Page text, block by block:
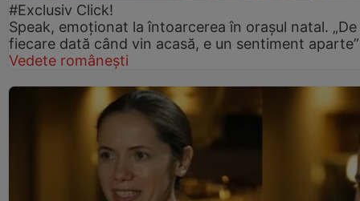
#Exclusiv Click!
Speak, emoționat la întoarcerea în orașul natal. „De
fiecare dată când vin acasă, e un sentiment aparte”
Vedete românești